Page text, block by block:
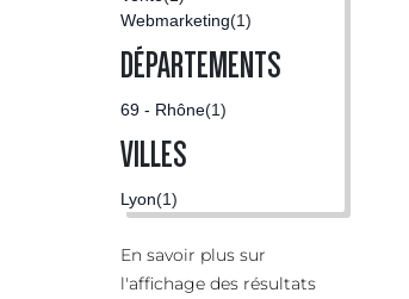
Webmarketing(1)
DÉPARTEMENTS
69 - Rhône(1)
VILLES
Lyon(1)
En savoir plus sur
l'affichage des résultats